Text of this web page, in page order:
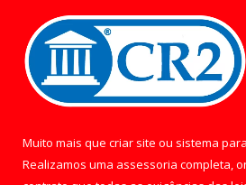
Muito mais que criar site ou sistema
Realizamos uma assessoria completa,